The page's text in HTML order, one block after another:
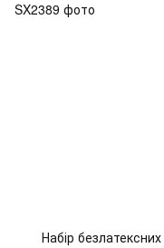
Набір безлатексних